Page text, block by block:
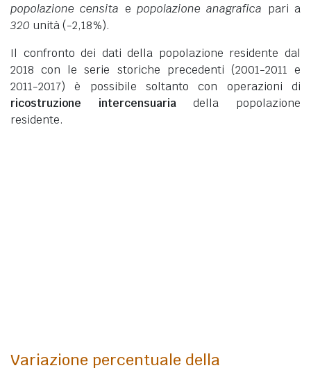
popolazione censita epopolazione anagrafica pari a
320 unità (-2,18%).
Il confronto dei dati della popolazione residente dal
2018 con le serie storiche precedenti (2001-2011 e
2011-2017) è possibile soltanto con operazioni di
ricostruzione intercensuariadella popolazione
residente.
Variazione percentuale della